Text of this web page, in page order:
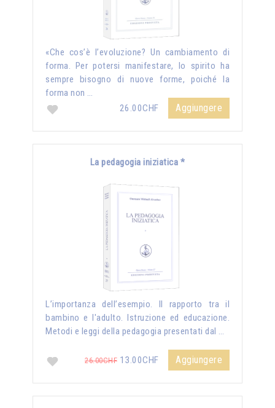
«Che cos’è l’evoluzione? Un cambiamento di
forma. Per potersi manifestare, lo spirito ha
sempre bisogno di nuove forme, poiché la
forma non …
26.00CHF
Aggiungere
La pedagogia iniziatica *
L’importanza dell’esempio. Il rapporto tra il
bambino e l'adulto. Istruzione ed educazione.
Metodi e leggi della pedagogia presentati dal …
26.00CHF 13.00CHF Aggiungere